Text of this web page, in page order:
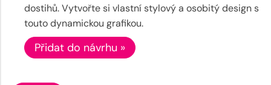
dostihů. Vytvořte si vlastní stylový a osobitý design s
touto dynamickou grafikou.
Přidat do návrhu »